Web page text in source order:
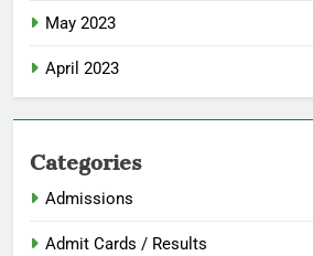
May 2023
April 2023
Categories
Admissions
Admit Cards / Results